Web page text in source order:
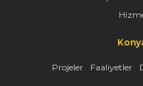
Projeler Faaliyetler